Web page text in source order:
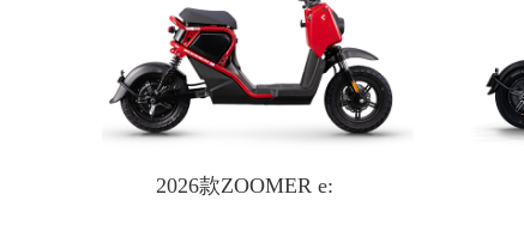
2026款ZOOMER e: